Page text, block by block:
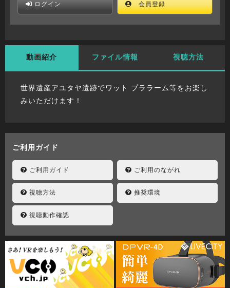
ログイン 会員登録
動画紹介 ファイル情報 視聴方法
世界遺産アユタヤ遺跡でワット プララーム等をお楽し
みいただけます！
ご利用ガイド
ご利用ガイド ご利用のながれ
視聴方法 推奨環境
視聴動作確認